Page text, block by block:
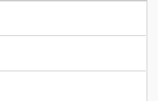
高雄市
員(台中市)